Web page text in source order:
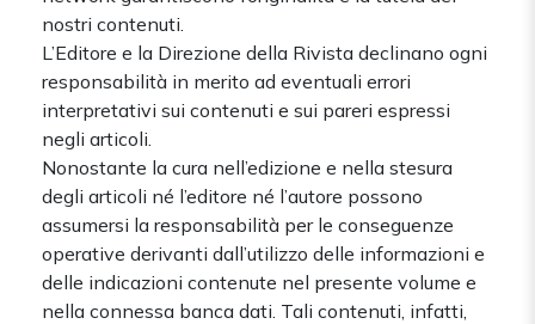
nostri contenuti.
L’Editore e la Direzione della Rivista declinano ogni
responsabilità in merito ad eventuali errori
interpretativi sui contenuti e sui pareri espressi
negli articoli.
Nonostante la cura nell’edizione e nella stesura
degli articoli né l’editore né l’autore possono
assumersi la responsabilità per le conseguenze
operative derivanti dall’utilizzo delle informazioni e
delle indicazioni contenute nel presente volume e
nella connessa banca dati. Tali contenuti, infatti,